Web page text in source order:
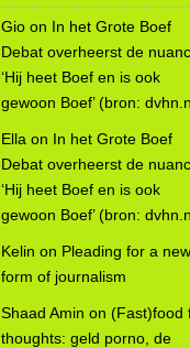
Gio on In het Grote Boef
Debat overheerst de
‘Hij heet Boef en is ook
gewoon Boef’ (bron:
Ella on In het Grote Boef
Debat overheerst de
‘Hij heet Boef en is ook
gewoon Boef’ (bron:
Kelin on Pleading for a new
form of journalism
Shaad Amin on (Fast)food
thoughts: geld porno, de